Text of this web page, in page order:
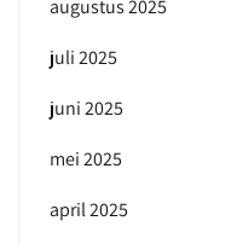
augustus 2025
juli 2025
juni 2025
mei 2025
april 2025